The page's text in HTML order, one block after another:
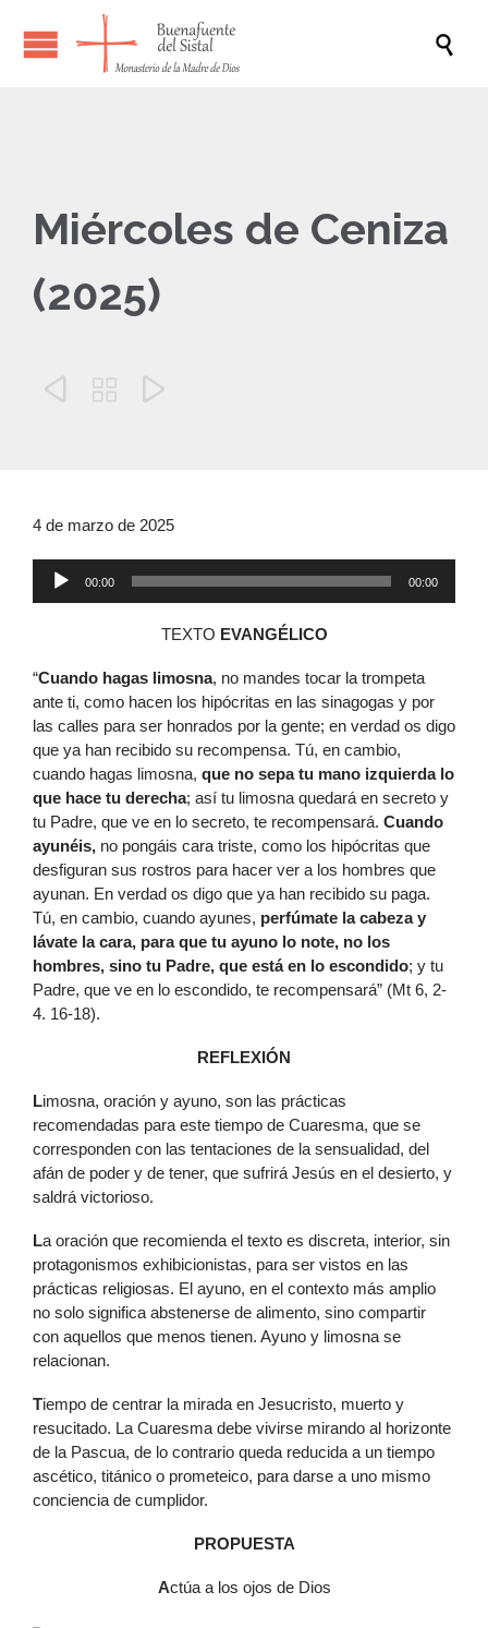

Miércoles de Ceniza
(2025)
  
4 de marzo de 2025
00:00 00:00
TEXTO EVANGÉLICO
“Cuando hagas limosna, no mandes tocar la trompeta
ante ti, como hacen los hipócritas en las sinagogas y por
las calles para ser honrados por la gente; en verdad os digo
que ya han recibido su recompensa. Tú, en cambio,
cuando hagas limosna, que no sepa tu mano izquierda lo
que hace tu derecha; así tu limosna quedará en secreto y
tu Padre, que ve en lo secreto, te recompensará. Cuando
ayunéis, no pongáis cara triste, como los hipócritas que
desfiguran sus rostros para hacer ver a los hombres que
ayunan. En verdad os digo que ya han recibido su paga.
Tú, en cambio, cuando ayunes, perfúmate la cabeza y
lávate la cara, para que tu ayuno lo note, no los
hombres, sino tu Padre, que está en lo escondido; y tu
Padre, que ve en lo escondido, te recompensará” (Mt 6, 2-
4. 16-18).
REFLEXIÓN
Limosna, oración y ayuno, son las prácticas
recomendadas para este tiempo de Cuaresma, que se
corresponden con las tentaciones de la sensualidad, del
afán de poder y de tener, que sufrirá Jesús en el desierto, y
saldrá victorioso.
La oración que recomienda el texto es discreta, interior, sin
protagonismos exhibicionistas, para ser vistos en las
prácticas religiosas. El ayuno, en el contexto más amplio
no solo significa abstenerse de alimento, sino compartir
con aquellos que menos tienen. Ayuno y limosna se
relacionan.
Tiempo de centrar la mirada en Jesucristo, muerto y
resucitado. La Cuaresma debe vivirse mirando al horizonte
de la Pascua, de lo contrario queda reducida a un tiempo
ascético, titánico o prometeico, para darse a uno mismo
conciencia de cumplidor.
PROPUESTA
Actúa a los ojos de Dios